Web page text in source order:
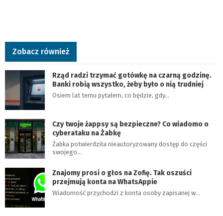
Zobacz również
Rząd radzi trzymać gotówkę na czarną godzinę.
Banki robią wszystko, żeby było o nią trudniej
Osiem lat temu pytałem, co będzie, gdy…
Czy twoje żappsy są bezpieczne? Co wiadomo o
cyberataku na Żabkę
Żabka potwierdziła nieautoryzowany dostęp do części
swojego…
Znajomy prosi o głos na Zofię. Tak oszuści
przejmują konta na WhatsAppie
Wiadomość przychodzi z konta osoby zapisanej w…